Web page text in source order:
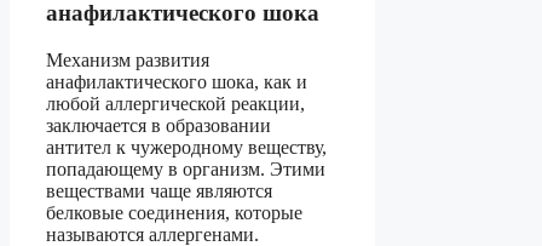
анафилактического шока
Механизм развития
анафилактического шока, как и
любой аллергической реакции,
заключается в образовании
антител к чужеродному веществу,
попадающему в организм. Этими
веществами чаще являются
белковые соединения, которые
называются аллергенами.